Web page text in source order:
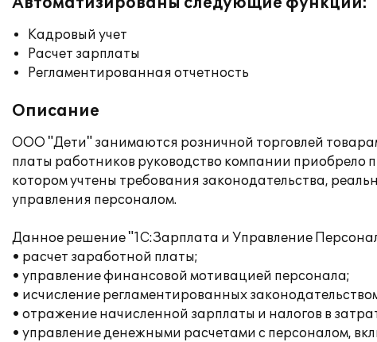
Кадровый учет
Расчет зарплаты
Регламентированная отчетность
Описание
ООО "Дети" занимаются розничной торговлей
платы работников руководство компании приобрело
котором учтены требования законодательства,
управления персоналом.
Данное решение "1С:Зарплата и Управление
• расчет заработной платы;
• управление финансовой мотивацией персонала;
• исчисление регламентированных
• отражение начисленной зарплаты и налогов в
• управление денежными расчетами с персоналом,